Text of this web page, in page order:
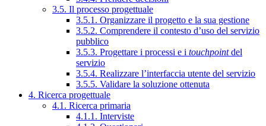
3.5. Il processo progettuale
3.5.1. Organizzare il progetto e la sua gestione
3.5.2. Comprendere il contesto d’uso del servizio
pubblico
3.5.3. Progettare i processi e i touchpointdel
servizio
3.5.4. Realizzare l’interfaccia utente del servizio
3.5.5. Validare la soluzione ottenuta
4. Ricerca progettuale
4.1. Ricerca primaria
4.1.1. Interviste